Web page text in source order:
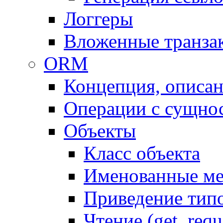
Логгеры
Вложенные
ORM
Концепция,
Операции с
Объекты
Класс объекта
Именованные
Приведение